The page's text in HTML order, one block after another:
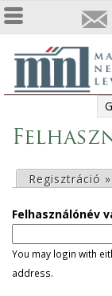
l
s
ő
Regisztráció »
Felhasználónév
You may login with
address.